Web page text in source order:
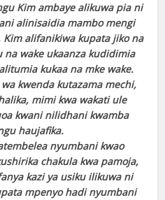
Kim ambaye alikuwa pia ni
alinisaidia mambo mengi
alifanikiwa kupata jiko na
wake ukaanza kudidimia
kukaa na mke wake.
kwenda kutazama mechi,
mimi kwa wakati ule
kwani nilidhani kwamba
haujafika.
nyumbani kwao
chakula kwa pamoja,
kazi ya usiku ilikuwa ni
mpenyo hadi nyumbani